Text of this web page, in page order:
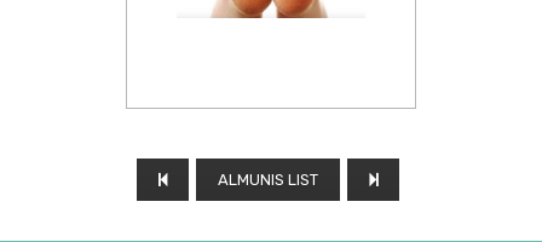
ALMUNIS LIST